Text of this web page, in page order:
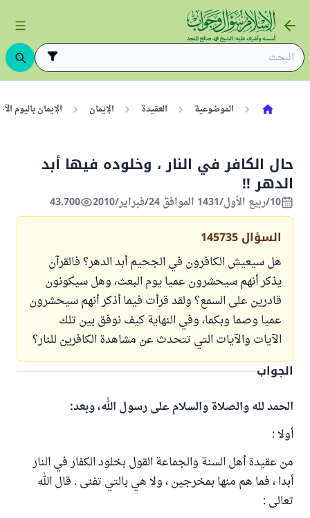
الموضوعية العقيدة الإيمان الإيمان باليوم
حال الكافر في النار ، وخلوده فيها أبد
الدهر !!
10/ربيع الأول/1431 الموافق 24/فبراير/2010 43,700
السؤال 145735
هل سيعيش الكافرون في الجحيم أبد الدهر؟ فالقرآن
يذكر أنهم سيحشرون عميا يوم البعث، وهل سيكونون
قادرين على السمع؟ ولقد قرأت فيما أذكر أنهم سيحشرون
عميا وصما وبكما، وفي النهاية كيف نوفق بين تلك
الآيات والآيات التي تتحدث عن مشاهدة الكافرين للنار؟
الجواب
الحمد لله والصلاة والسلام على رسول الله، وبعد:
أولا :
من عقيدة أهل السنة والجماعة القول بخلود الكفار في النار
أبدا ، فما هم منها بمخرجين ، ولا هي بالتي تفنى . قال الله
تعالى :